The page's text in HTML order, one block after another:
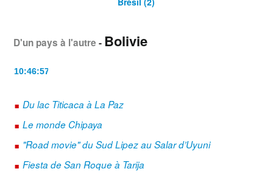
D'un pays à l'autre - Bolivie
. Du lac Titicaca à La Paz
. Le monde Chipaya
. "Road movie" du Sud Lipez au Salar d’Uyuni
. Fiesta de San Roque à Tarija